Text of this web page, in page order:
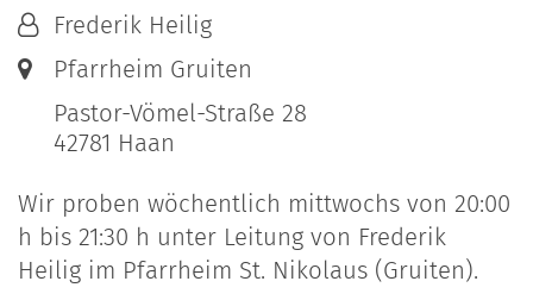
Von:Frederik Heilig
Ort: Pfarrheim Gruiten
Pastor-Vömel-Straße 28
42781 Haan
Wir proben wöchentlich mittwochs von 20:00
h bis 21:30 h unter Leitung von Frederik
Heilig im Pfarrheim St. Nikolaus (Gruiten).